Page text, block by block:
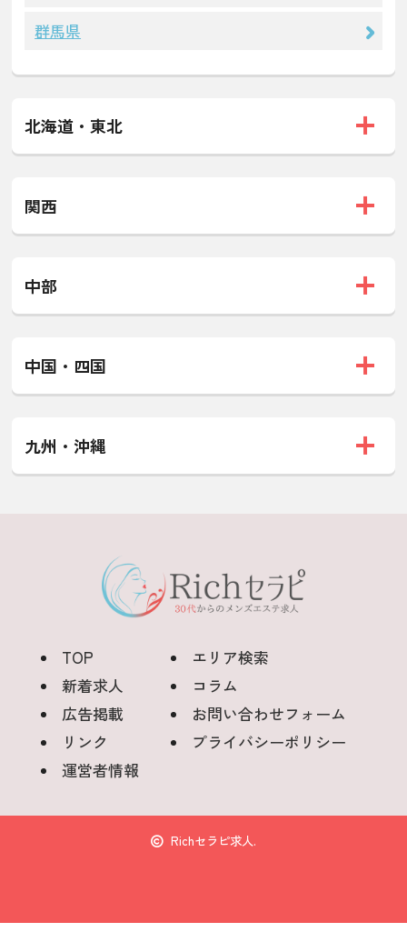
群馬県
北海道・東北
関西
中部
中国・四国
九州・沖縄
TOP
エリア検索
新着求人
コラム
広告掲載
お問い合わせフォーム
リンク
プライバシーポリシー
運営者情報
Richセラピ求人.